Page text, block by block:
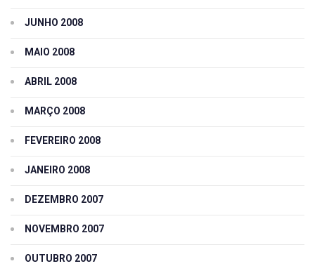
JUNHO 2008
MAIO 2008
ABRIL 2008
MARÇO 2008
FEVEREIRO 2008
JANEIRO 2008
DEZEMBRO 2007
NOVEMBRO 2007
OUTUBRO 2007